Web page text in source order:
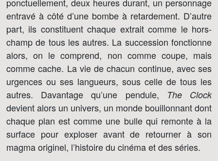
entravé à côté d’une bombe à retardement. D’autre
part, ils constituent chaque extrait comme le hors-
champ de tous les autres. La succession fonctionne
alors, on le comprend, non comme coupe, mais
comme cache. La vie de chacun continue, avec ses
urgences ou ses langueurs, sous celle de tous les
autres. Davantage qu’une pendule,
The Clock
devient alors un univers, un monde bouillonnant dont
chaque plan est comme une bulle qui remonte à la
surface pour exploser avant de retourner à son
magma originel, l’histoire du cinéma et des séries.